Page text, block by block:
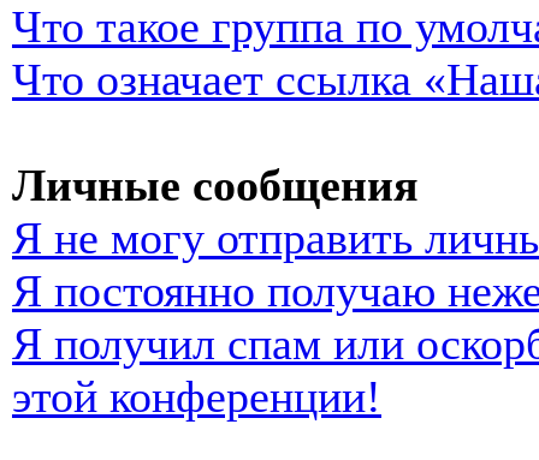
Что такое группа по
Что означает ссылка
Личные сообщения
Я не могу отправить
Я постоянно получаю
Я получил спам или
этой конференции!